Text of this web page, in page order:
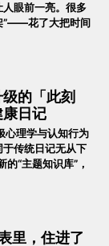
眼前一亮。很多
”——花了大把时间
的「此刻
日记
心理学与认知行为
传统日记无从下
“主题知识库”，
里，住进了